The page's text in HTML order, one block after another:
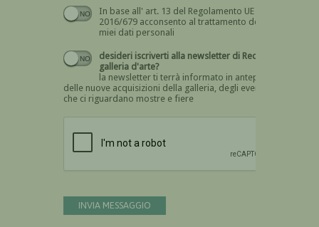
In base all' art. 13 del Regolamento UE n.
2016/679 acconsento al trattamento dei
miei dati personali
Devi dare il consenso
desideri iscriverti alla newsletter di Recta
galleria d'arte?
la newsletter ti terrà informato in anteprima
delle nuove acquisizioni della galleria, degli eventi
che ci riguardano mostre e fiere
INVIA MESSAGGIO